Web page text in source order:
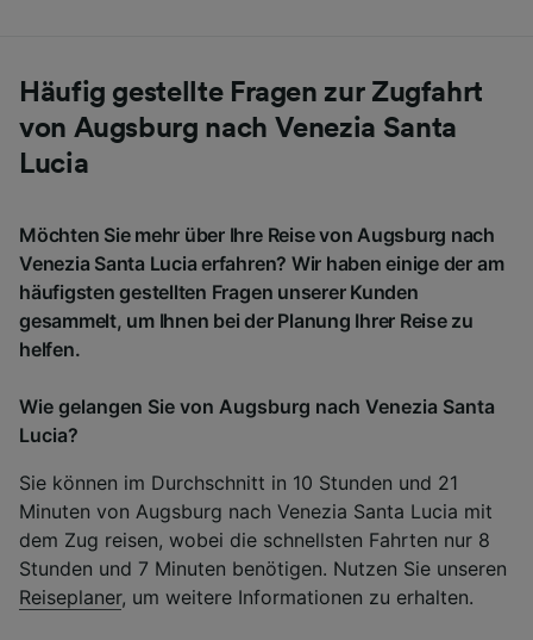
Häufig gestellte Fragen zur Zugfahrt
von Augsburg nach Venezia Santa
Lucia
Möchten Sie mehr über Ihre Reise von Augsburg nach
Venezia Santa Lucia erfahren? Wir haben einige der am
häufigsten gestellten Fragen unserer Kunden
gesammelt, um Ihnen bei der Planung Ihrer Reise zu
helfen.
Wie gelangen Sie von Augsburg nach Venezia Santa
Lucia?
Sie können im Durchschnitt in 10 Stunden und 21
Minuten von Augsburg nach Venezia Santa Lucia mit
dem Zug reisen, wobei die schnellsten Fahrten nur 8
Stunden und 7 Minuten benötigen. Nutzen Sie unseren
Reiseplaner, um weitere Informationen zu erhalten.